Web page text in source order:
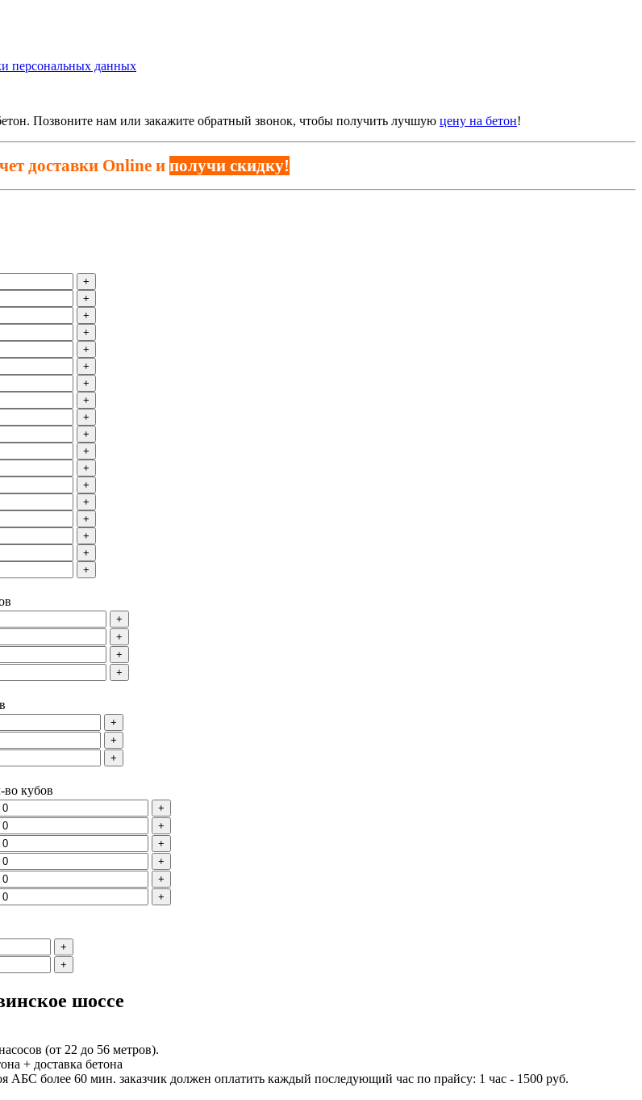
персональных данных
Позвоните нам или закажите обратный звонок, чтобы получить лучшую цену на бетон!
доставки Online и получи скидку!
+
+
+
+
+
+
+
+
+
+
+
+
+
+
+
+
+
+
+
+
+
+
+
+
+
во кубов
+
+
+
+
+
+
+
+
шоссе
(от 22 до 56 метров).
+ доставка бетона
АБС более 60 мин. заказчик должен оплатить каждый последующий час по прайсу: 1 час - 1500 руб.